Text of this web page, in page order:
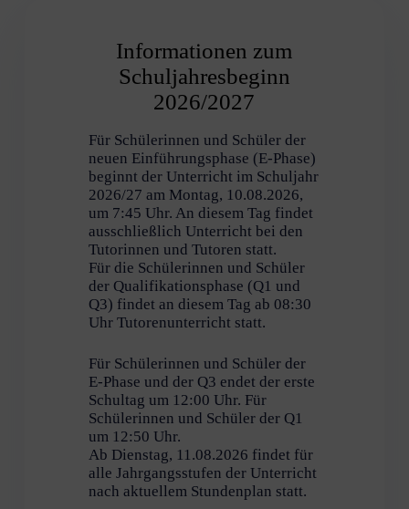
Informationen zum
Schuljahresbeginn
2026/2027
Für Schülerinnen und Schüler der
neuen Einführungsphase (E-Phase)
beginnt der Unterricht im Schuljahr
2026/27 am Montag, 10.08.2026,
um 7:45 Uhr. An diesem Tag findet
ausschließlich Unterricht bei den
Tutorinnen und Tutoren statt.
Für die Schülerinnen und Schüler
der Qualifikationsphase (Q1 und
Q3) findet an diesem Tag ab 08:30
Uhr Tutorenunterricht statt.
Für Schülerinnen und Schüler der
E-Phase und der Q3 endet der erste
Schultag um 12:00 Uhr. Für
Schülerinnen und Schüler der Q1
um 12:50 Uhr.
Ab Dienstag, 11.08.2026 findet für
alle Jahrgangsstufen der Unterricht
nach aktuellem Stundenplan statt.